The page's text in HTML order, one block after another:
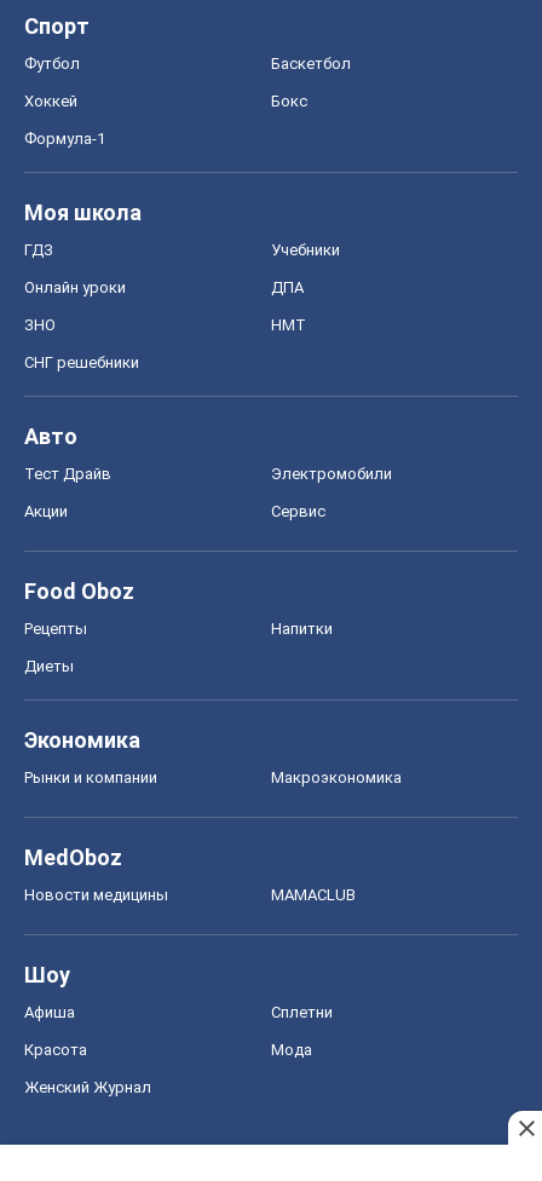
Спорт
Футбол Баскетбол
Хоккей Бокс
Формула-1
Моя школа
ГДЗ Учебники
Онлайн уроки ДПА
ЗНО НМТ
СНГ решебники
Авто
Тест Драйв Электромобили
Акции Сервис
Food Oboz
Рецепты Напитки
Диеты
Экономика
Рынки и компании Mакроэкономика
MedOboz
Новости медицины MAMACLUB
Шоу
Афиша Сплетни
Красота Мода
Женский Журнал